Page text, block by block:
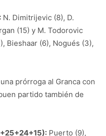
N. Dimitrijevic (8), D.
(15) y M. Todorovic
Bieshaar (6), Nogués (3),
prórroga al Granca con
partido también de
Puerto (9),